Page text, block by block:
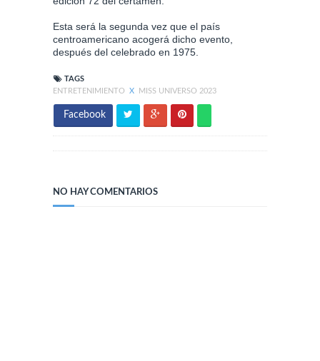
Esta será la segunda vez que el país
centroamericano acogerá dicho evento,
después del celebrado en 1975.
TAGS
ENTRETENIMIENTO
X MISS UNIVERSO 2023
Facebook
NO HAY COMENTARIOS